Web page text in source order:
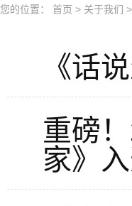
您的位置： 首页 > 关于我们 >
《话
重磅
家》入